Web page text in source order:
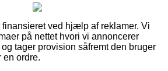
ved hjælp af reklamer. Vi
på nettet hvori vi annoncerer
tager provision såfremt den bruger
en ordre.